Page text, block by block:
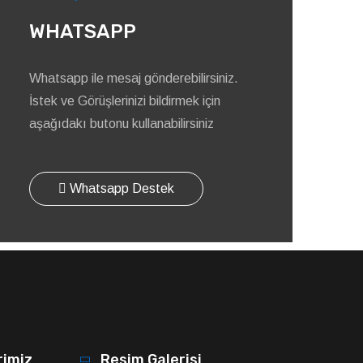
WHATSAPP
Whatsapp ile mesaj gönderebilirsiniz.
İstek ve Görüşlerinizi bildirmek için
aşağıdakı butonu kullanabilirsiniz
Whatsapp Destek